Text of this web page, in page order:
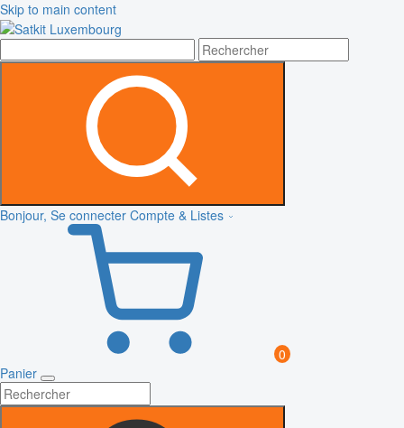
Skip to main content
Bonjour, Se connecter Compte & Listes
0
Panier